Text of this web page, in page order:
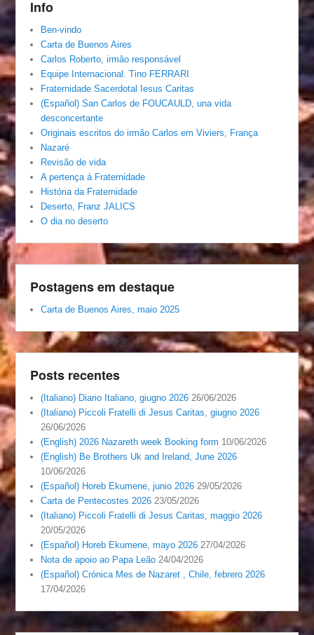
Info
Ben-vindo
Carta de Buenos Aires
Carlos Roberto, irmâo responsável
Equipe Internacional. Tino FERRARI
Fraternidade Sacerdotal Iesus Caritas
(Español) San Carlos de FOUCAULD, una vida
desconcertante
Originais escritos do irmão Carlos em Viviers, França
Nazaré
Revisão de vida
A pertença á Fraternidade
História da Fraternidade
Deserto, Franz JALICS
O dia no deserto
Postagens em destaque
Carta de Buenos Aires, maio 2025
Posts recentes
(Italiano) Diario Italiano, giugno 2026 26/06/2026
(Italiano) Piccoli Fratelli di Jesus Caritas, giugno 2026
26/06/2026
(English) 2026 Nazareth week Booking form 10/06/2026
(English) Be Brothers Uk and Ireland, June 2026
10/06/2026
(Español) Horeb Ekumene, junio 2026 29/05/2026
Carta de Pentecostes 2026 23/05/2026
(Italiano) Piccoli Fratelli di Jesus Caritas, maggio 2026
20/05/2026
(Español) Horeb Ekumene, mayo 2026 27/04/2026
Nota de apoio ao Papa Leão 24/04/2026
(Español) Crónica Mes de Nazaret , Chile, febrero 2026
17/04/2026